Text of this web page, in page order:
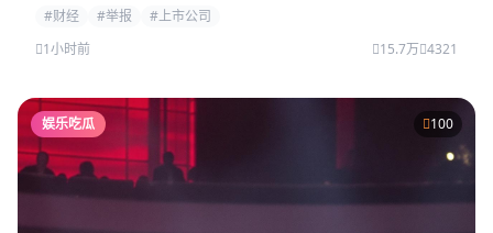
#财经
#举报
#上市公司
1小时前
15.7万 4321
娱乐吃瓜 100